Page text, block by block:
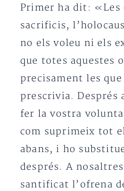
Primer ha dit: «Les
sacrificis,
no els voleu ni els
que totes aquestes
precisament les
prescrivia. Després
fer la vostra
com suprimeix tot
abans, i ho
després. A
santificat l’ofrena